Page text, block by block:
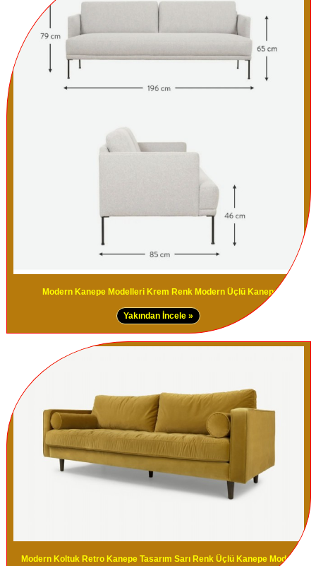
Modern Kanepe Modelleri Krem Renk Modern Üçlü Kanepe
Yakından İncele »
Modern Koltuk Retro Kanepe Tasarım Sarı Renk Üçlü Kanepe Modern